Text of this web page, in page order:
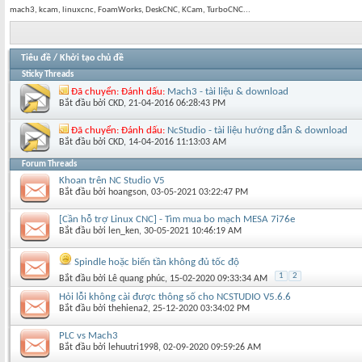
mach3, kcam, linuxcnc, FoamWorks, DeskCNC, KCam, TurboCNC...
Tiêu đề / Khởi tạo chủ đề
Sticky Threads
Đã chuyển: Đánh dấu: Mach3 - tài liệu & download
Bắt đầu bởi CKD‎, 21-04-2016 06:28:43 PM
Đã chuyển: Đánh dấu: NcStudio - tài liệu hướng dẫn & download
Bắt đầu bởi CKD‎, 14-04-2016 11:13:03 AM
Forum Threads
Khoan trên NC Studio V5
Bắt đầu bởi hoangson‎, 03-05-2021 03:22:47 PM
[Cần hỗ trợ Linux CNC] - Tìm mua bo mạch MESA 7i76e
Bắt đầu bởi len_ken‎, 30-05-2021 10:46:19 AM
Spindle hoặc biến tần không đủ tốc độ
Bắt đầu bởi Lê quang phúc‎, 15-02-2020 09:33:34 AM 1 2
Hỏi lỗi không cài được thông số cho NCSTUDIO V5.6.6
Bắt đầu bởi thehiena2‎, 25-12-2020 03:34:02 PM
PLC vs Mach3
Bắt đầu bởi lehuutri1998‎, 02-09-2020 09:59:26 AM